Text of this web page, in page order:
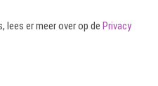
lees er meer over op dePrivacy